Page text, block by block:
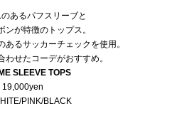
あるパフスリーブと
ンが特徴のトップス。
あるサッカーチェックを使用。
わせたコーデがおすすめ。
SLEEVE TOPS
19,000yen
PINK/BLACK